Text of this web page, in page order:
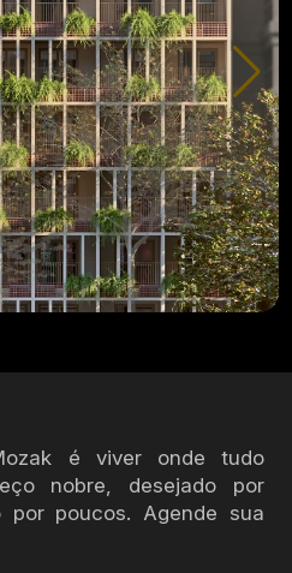
é viver onde tudo
nobre, desejado por
por poucos. Agende sua